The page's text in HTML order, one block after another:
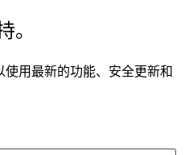
用最新的功能、安全更新和